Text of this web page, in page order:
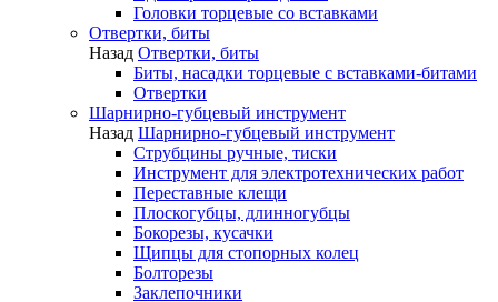
Головки торцевые со вставками
Отвертки, биты
Назад Отвертки, биты
Биты, насадки торцевые с вставками-битами
Отвертки
Шарнирно-губцевый инструмент
Назад Шарнирно-губцевый инструмент
Струбцины ручные, тиски
Инструмент для электротехнических работ
Переставные клещи
Плоскогубцы, длинногубцы
Бокорезы, кусачки
Щипцы для стопорных колец
Болторезы
Заклепочники